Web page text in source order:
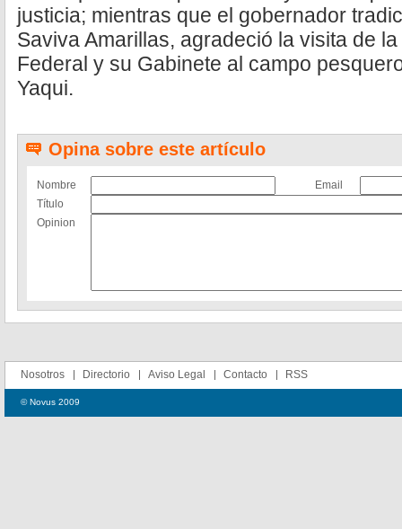
justicia; mientras que el gobernador
Saviva Amarillas, agradeció la visita de
Federal y su Gabinete al campo
Yaqui.
Opina sobre este artículo
Nombre
Email
Título
Opinion
Nosotros Directorio Aviso Legal Contacto RSS
© Novus 2009